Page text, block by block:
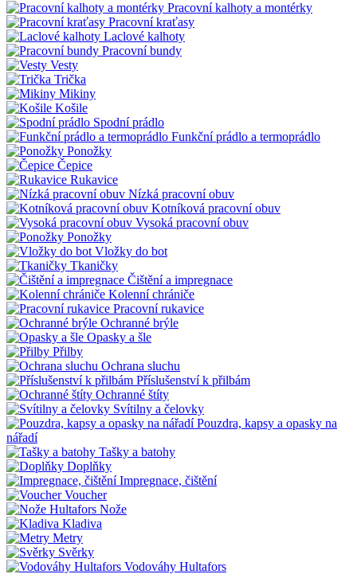
Pracovní kalhoty a montérky
Pracovní kraťasy
Laclové kalhoty
Pracovní bundy
Vesty
Trička
Mikiny
Košile
Spodní prádlo
Funkční prádlo a termoprádlo
Ponožky
Čepice
Rukavice
Nízká pracovní obuv
Kotníková pracovní obuv
Vysoká pracovní obuv
Ponožky
Vložky do bot
Tkaničky
Čištění a impregnace
Kolenní chrániče
Pracovní rukavice
Ochranné brýle
Opasky a šle
Přilby
Ochrana sluchu
Příslušenství k přilbám
Ochranné štíty
Svítilny a čelovky
Pouzdra, kapsy a opasky na
nářadí
Tašky a batohy
Doplňky
Impregnace, čištění
Voucher
Nože
Kladiva
Metry
Svěrky
Vodováhy Hultafors